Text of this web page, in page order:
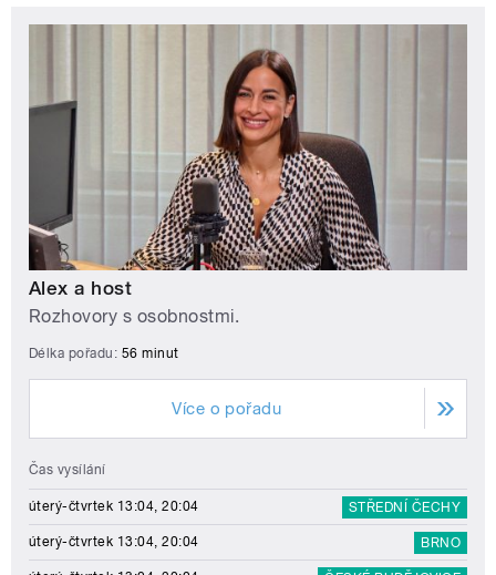
Alex a host
Rozhovory s osobnostmi.
Délka pořadu: 56 minut
Více o pořadu
Čas vysílání
úterý-čtvrtek 13:04, 20:04 STŘEDNÍ ČECHY
úterý-čtvrtek 13:04, 20:04 BRNO